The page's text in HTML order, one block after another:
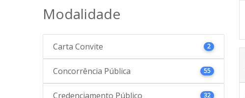
Modalidade
Carta Convite 2
Concorrência Pública 55
Credenciamento Público 32